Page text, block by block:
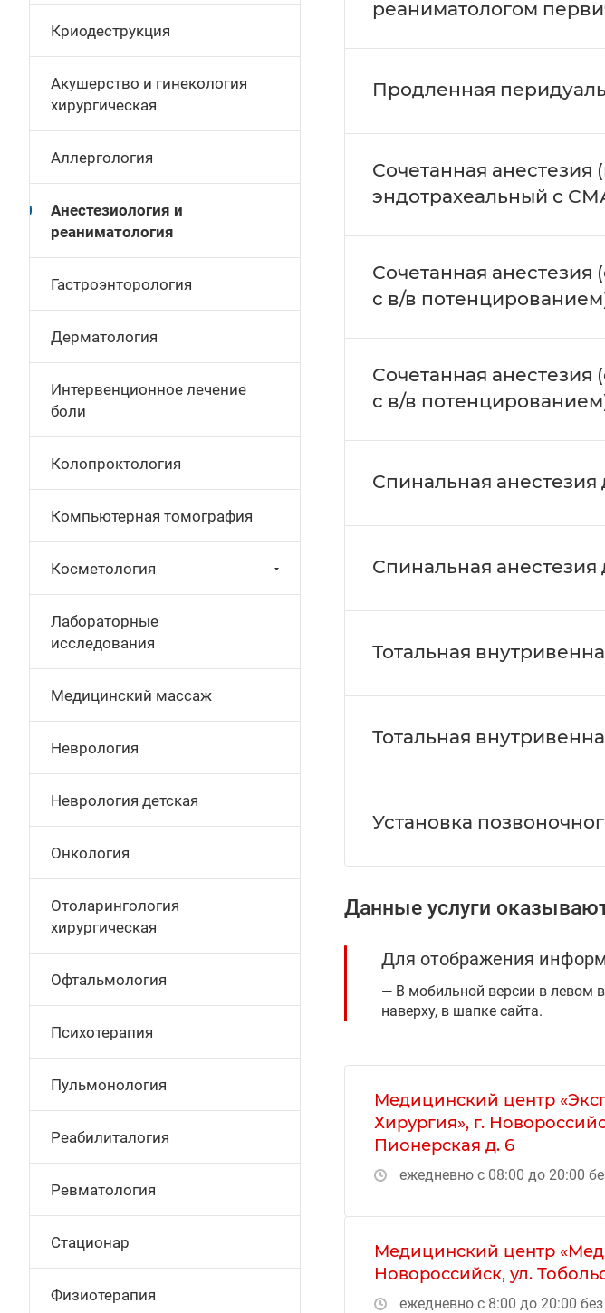
реаниматологом
Продленная
Сочетанная
эндотрахеальный с
Сочетанная анестезия
с в/в
Сочетанная анестезия
с в/в
Спинальная анестезия
Спинальная
Тотальная
Тотальная
Установка
Данные услуги
Для отображения
В мобильной версии в левом
наверху, в шапке сайта.
Медицинский центр
Хирургия», г.
Пионерская д. 6
ежедневно с 08:00 до 20:00
Медицинский центр
Новороссийск, ул.
ежедневно с 8:00 до 20:00
Криодеструкция
Акушерство и гинекология
хирургическая
Аллергология
Анестезиология и
реаниматология
Гастроэнторология
Дерматология
Интервенционное лечение
боли
Колопроктология
Компьютерная томография
Косметология
Лабораторные
исследования
Медицинский массаж
Неврология
Неврология детская
Онкология
Отоларингология
хирургическая
Офтальмология
Психотерапия
Пульмонология
Реабилиталогия
Ревматология
Стационар
Физиотерапия